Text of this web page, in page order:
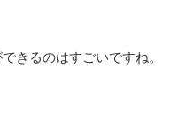
きるのはすごいですね。